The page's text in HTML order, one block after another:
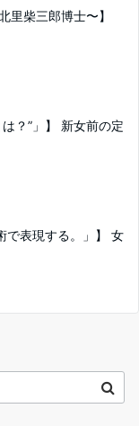
里柴三郎博士〜】
は？”」】 新女前の定
で表現する。」】 女